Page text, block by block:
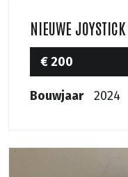
NIEUWE
€ 200
Bouwjaar 2024